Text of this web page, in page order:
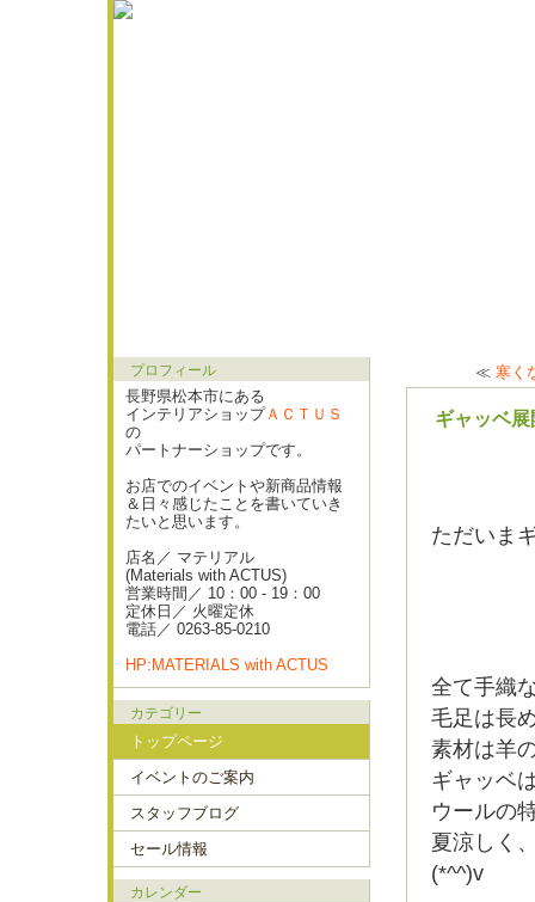
≪ 寒く
ギャッベ
ただいま
全て手織
毛足は長
素材は羊
ギャッベ
ウールの
夏涼しく
(*^^)v
プロフィール
長野県松本市にある
インテリアショップＡＣＴＵＳ
の
パートナーショップです。
お店でのイベントや新商品情報
＆日々感じたことを書いていき
たいと思います。
店名／ マテリアル
(Materials with ACTUS)
営業時間／ 10：00 - 19：00
定休日／ 火曜定休
電話／ 0263-85-0210
HP:MATERIALS with ACTUS
カテゴリー
トップページ
イベントのご案内
スタッフブログ
セール情報
カレンダー